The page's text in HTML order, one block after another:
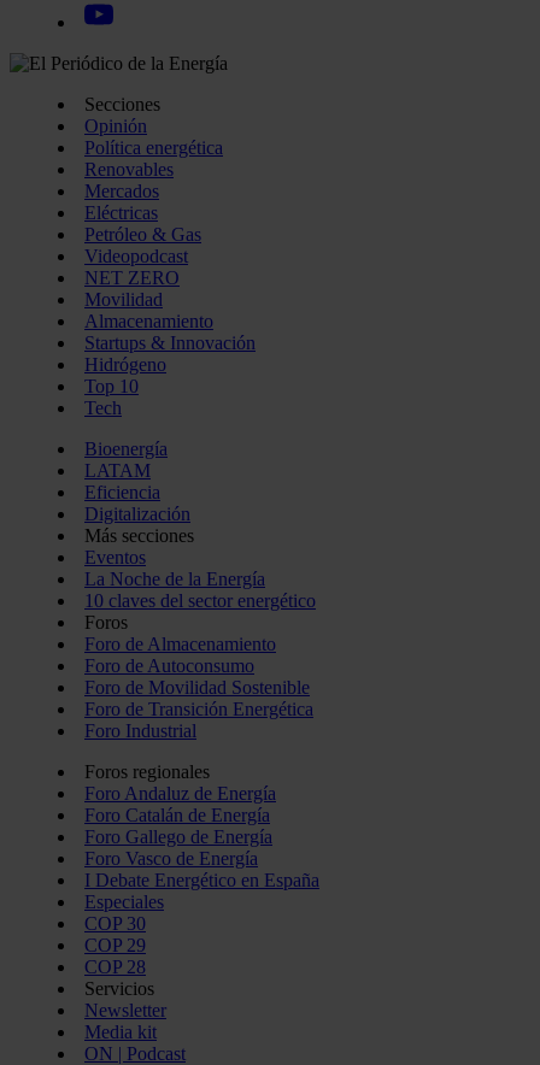
Secciones
Opinión
Política energética
Renovables
Mercados
Eléctricas
Petróleo & Gas
Videopodcast
NET ZERO
Movilidad
Almacenamiento
Startups & Innovación
Hidrógeno
Top 10
Tech
Bioenergía
LATAM
Eficiencia
Digitalización
Más secciones
Eventos
La Noche de la Energía
10 claves del sector energético
Foros
Foro de Almacenamiento
Foro de Autoconsumo
Foro de Movilidad Sostenible
Foro de Transición Energética
Foro Industrial
Foros regionales
Foro Andaluz de Energía
Foro Catalán de Energía
Foro Gallego de Energía
Foro Vasco de Energía
I Debate Energético en España
Especiales
COP 30
COP 29
COP 28
Servicios
Newsletter
Media kit
ON | Podcast